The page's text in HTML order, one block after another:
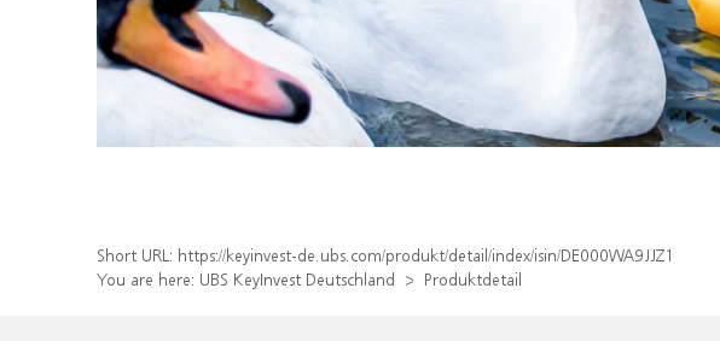
Short URL: https://keyinvest-de.ubs.com/produkt/detail/index/isin/DE000WA9JJZ1
You are here: UBS KeyInvest Deutschland Produktdetail